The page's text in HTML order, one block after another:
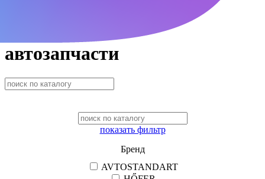
автозапчасти
показать фильтр
Бренд
AVTOSTANDART